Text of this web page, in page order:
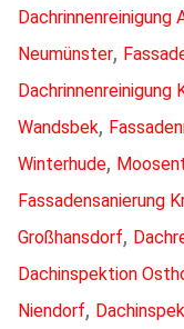
Dachrinnenreinigung
Neumünster,
Dachrinnenreinigung
Wandsbek,
Winterhude,
Fassadensanierung
Großhansdorf,
Dachinspektion
Niendorf,